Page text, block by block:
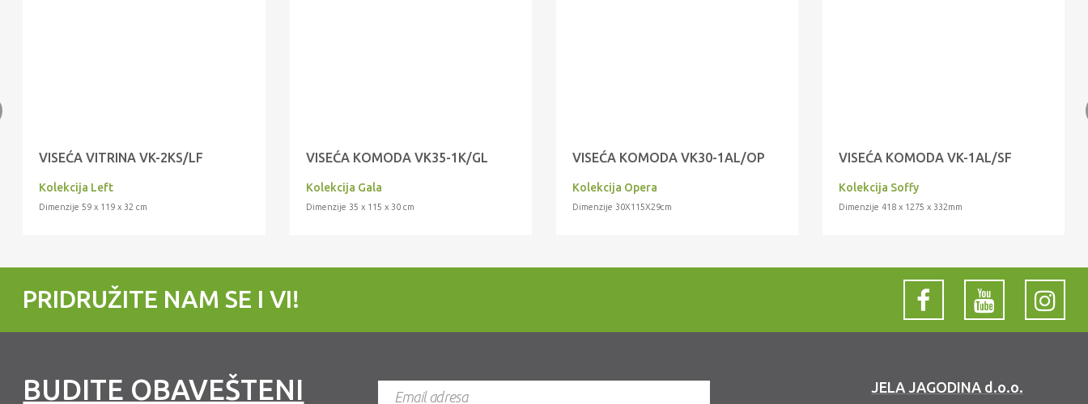
VISEĆA VITRINA VK-2KS/LF
Kolekcija Left
Dimenzije 59 x 119 x 32 cm
VISEĆA KOMODA VK35-1K/GL
Kolekcija Gala
Dimenzije 35 x 115 x 30 cm
VISEĆA KOMODA VK30-1AL/OP
Kolekcija Opera
Dimenzije 30X115X29cm
VISEĆA KOMODA VK-1AL/SF
Kolekcija Soffy
Dimenzije 418 x 1275 x 332mm
PRIDRUŽITE NAM SE I VI!
BUDITE OBAVEŠTENI JELA JAGODINA d.o.o.